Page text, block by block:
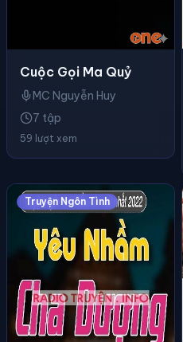
Cuộc Gọi Ma Quỷ
MC Nguyễn Huy
7 tập
59 lượt xem
Truyện Ngôn Tình